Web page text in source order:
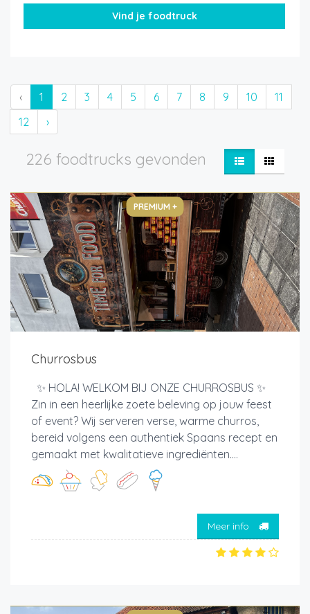
‹ 1 2 3 4 5 6 7 8 9 10
11
12
›
226 foodtrucks gevonden
PREMIUM +
Churrosbus
✨ HOLA! WELKOM BIJ ONZE CHURROSBUS ✨
Zin in een heerlijke zoete beleving op jouw feest
of event? Wij serveren verse, warme churros,
bereid volgens een authentiek Spaans recept en
gemaakt met kwalitatieve ingrediënten....
Meer info